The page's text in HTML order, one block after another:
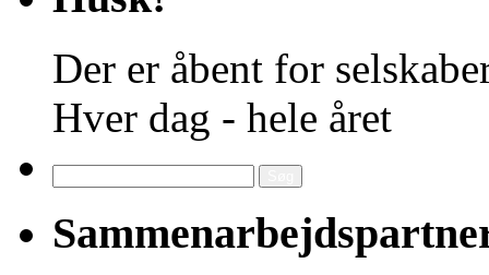
Der er åbent for
Hver dag - hele året
efter: